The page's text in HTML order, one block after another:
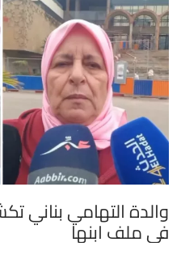
والدة التهامي
في ملف ابنها